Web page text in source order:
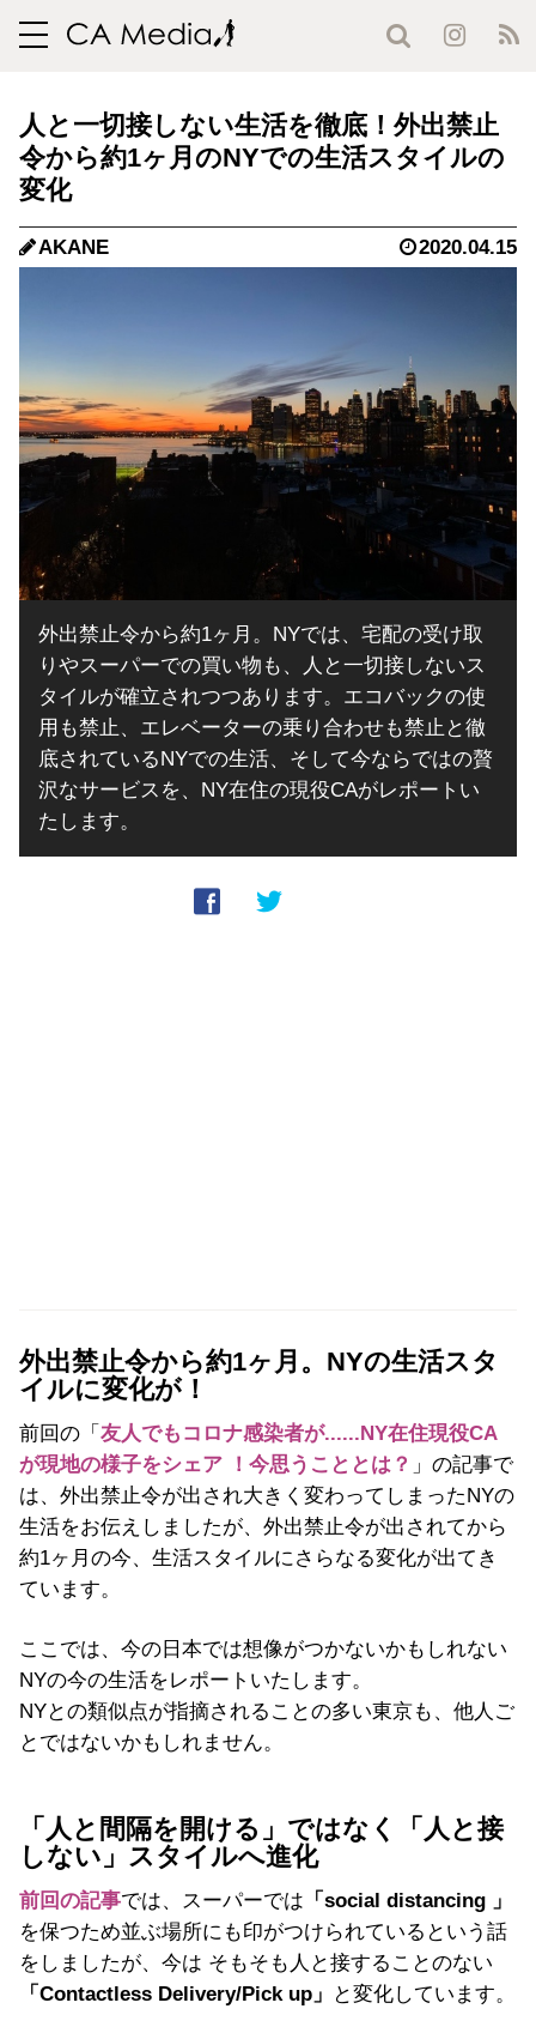
toggle
人と一切接しない生活を徹底！外出禁止
令から約1ヶ月のNYでの生活スタイルの
変化
AKANE 2020.04.15
外出禁止令から約1ヶ月。NYでは、宅配の受け取
りやスーパーでの買い物も、人と一切接しないス
タイルが確立されつつあります。エコバックの使
用も禁止、エレベーターの乗り合わせも禁止と徹
底されているNYでの生活、そして今ならではの贅
沢なサービスを、NY在住の現役CAがレポートい
たします。
外出禁止令から約1ヶ月。NYの生活スタ
イルに変化が！
前回の「 友人でもコロナ感染者が......NY在住現役CA
が現地の様子をシェア ！今思うこととは？ 」の記事で
は、外出禁止令が出され大きく変わってしまったNYの
生活をお伝えしましたが、外出禁止令が出されてから
約1ヶ月の今、生活スタイルにさらなる変化が出てき
ています。
ここでは、今の日本では想像がつかないかもしれない
NYの今の生活をレポートいたします。
NYとの類似点が指摘されることの多い東京も、他人ご
とではないかもしれません。
「人と間隔を開ける」ではなく「人と接
しない」スタイルへ進化
前回の記事では、スーパーでは 「social distancing 」
を保つため並ぶ場所にも印がつけられているという話
をしましたが、今は そもそも人と接することのない
「Contactless Delivery/Pick up」
と変化しています。